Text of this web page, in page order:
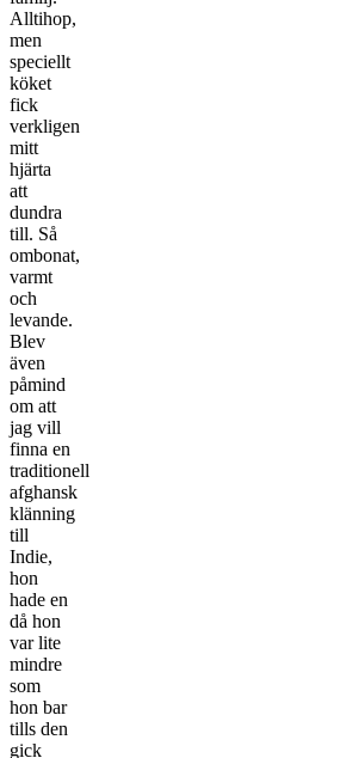
Alltihop,
men
speciellt
köket
fick
verkligen
mitt
hjärta
att
dundra
till. Så
ombonat,
varmt
och
levande.
Blev
även
påmind
om att
jag vill
finna en
traditionell
afghansk
klänning
till
Indie,
hon
hade en
då hon
var lite
mindre
som
hon bar
tills den
gick